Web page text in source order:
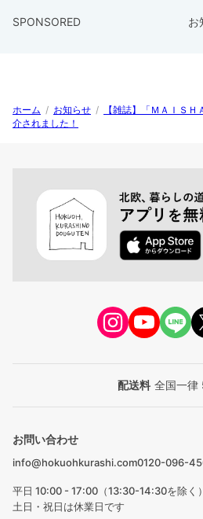
SPONSORED お
ホーム / お知らせ /
【雑誌】「ＭＡＩＳ
介されました！
配送料 全国一律
お問い合わせ
info@hokuohkurashi.com0120-096-
平日 10:00 - 17:00（13:30-14:30を除く）
土日・祝日は休業日です